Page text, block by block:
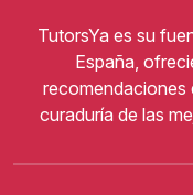
TutorsYa es su
España,
recomendaciones
curaduría de las